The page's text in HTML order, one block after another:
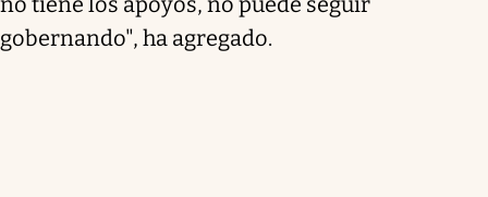
gobernando", ha agregado.